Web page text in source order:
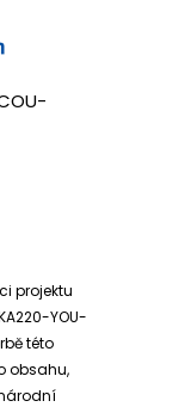
projektu
YOU-
této
obsahu,